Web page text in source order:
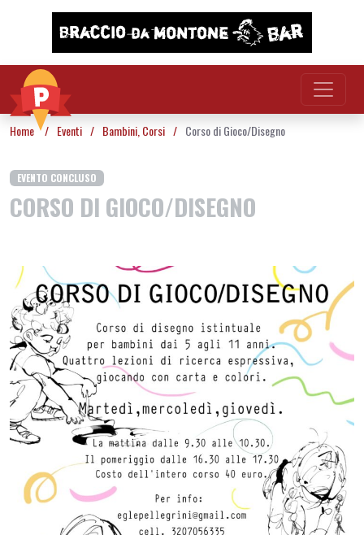
Vai al contenuto
Home / Eventi / Bambini Corsi / Corso di Gioco/Disegno
EVENTO CONCLUSO
CORSO DI GIOCO/DISEGNO